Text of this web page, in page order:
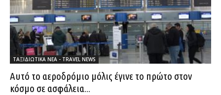
ΤΑΞΙΔΙΩΤΙΚΑ ΝΕΑ - TRAVEL NEWS
Αυτό το αεροδρόμιο μόλις έγινε το πρώτο στον
κόσμο σε ασφάλεια...